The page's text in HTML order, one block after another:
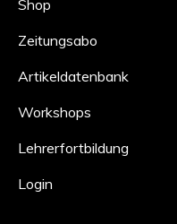
Shop
Zeitungsabo
Artikeldatenbank
Workshops
Lehrerfortbildung
Login